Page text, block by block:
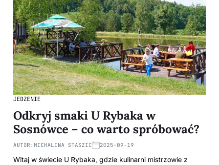
JEDZENIE
Odkryj smaki U Rybaka w
Sosnówce – co warto spróbować?
AUTOR: MICHALINA STASZIC 2025-09-19
Witaj w świecie U Rybaka, gdzie kulinarni mistrzowie z